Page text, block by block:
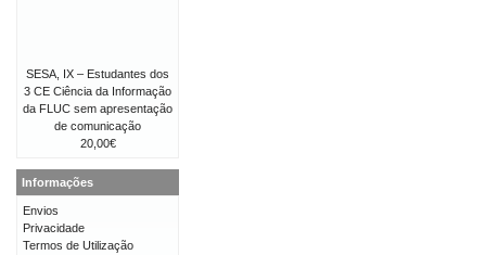
SESA, IX – Estudantes dos
3 CE Ciência da Informação
da FLUC sem apresentação
de comunicação
20,00€
Informações
Envios
Privacidade
Termos de Utilização